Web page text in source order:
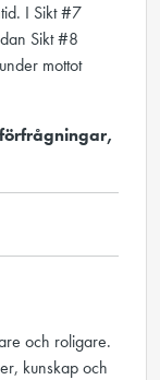
I Sikt #7
Sikt #8
mottot
och roligare.
kunskap och